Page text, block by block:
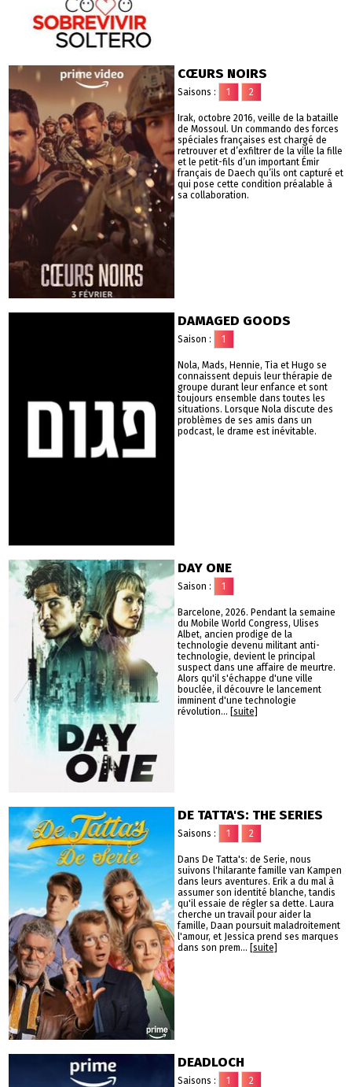
CŒURS NOIRS
Saisons : 1 2
Irak, octobre 2016, veille de la bataille
de Mossoul. Un commando des forces
spéciales françaises est chargé de
retrouver et d’exfiltrer de la ville la fille
et le petit-fils d’un important Émir
français de Daech qu’ils ont capturé et
qui pose cette condition préalable à
sa collaboration.
DAMAGED GOODS
Saison : 1
Nola, Mads, Hennie, Tia et Hugo se
connaissent depuis leur thérapie de
groupe durant leur enfance et sont
toujours ensemble dans toutes les
situations. Lorsque Nola discute des
problèmes de ses amis dans un
podcast, le drame est inévitable.
DAY ONE
Saison : 1
Barcelone, 2026. Pendant la semaine
du Mobile World Congress, Ulises
Albet, ancien prodige de la
technologie devenu militant anti-
technologie, devient le principal
suspect dans une affaire de meurtre.
Alors qu'il s'échappe d'une ville
bouclée, il découvre le lancement
imminent d'une technologie
révolution... [suite]
DE TATTA'S: THE SERIES
Saisons : 1 2
Dans De Tatta's: de Serie, nous
suivons l'hilarante famille van Kampen
dans leurs aventures. Erik a du mal à
assumer son identité blanche, tandis
qu'il essaie de régler sa dette. Laura
cherche un travail pour aider la
famille, Daan poursuit maladroitement
l'amour, et Jessica prend ses marques
dans son prem... [suite]
DEADLOCH
Saisons : 1 2